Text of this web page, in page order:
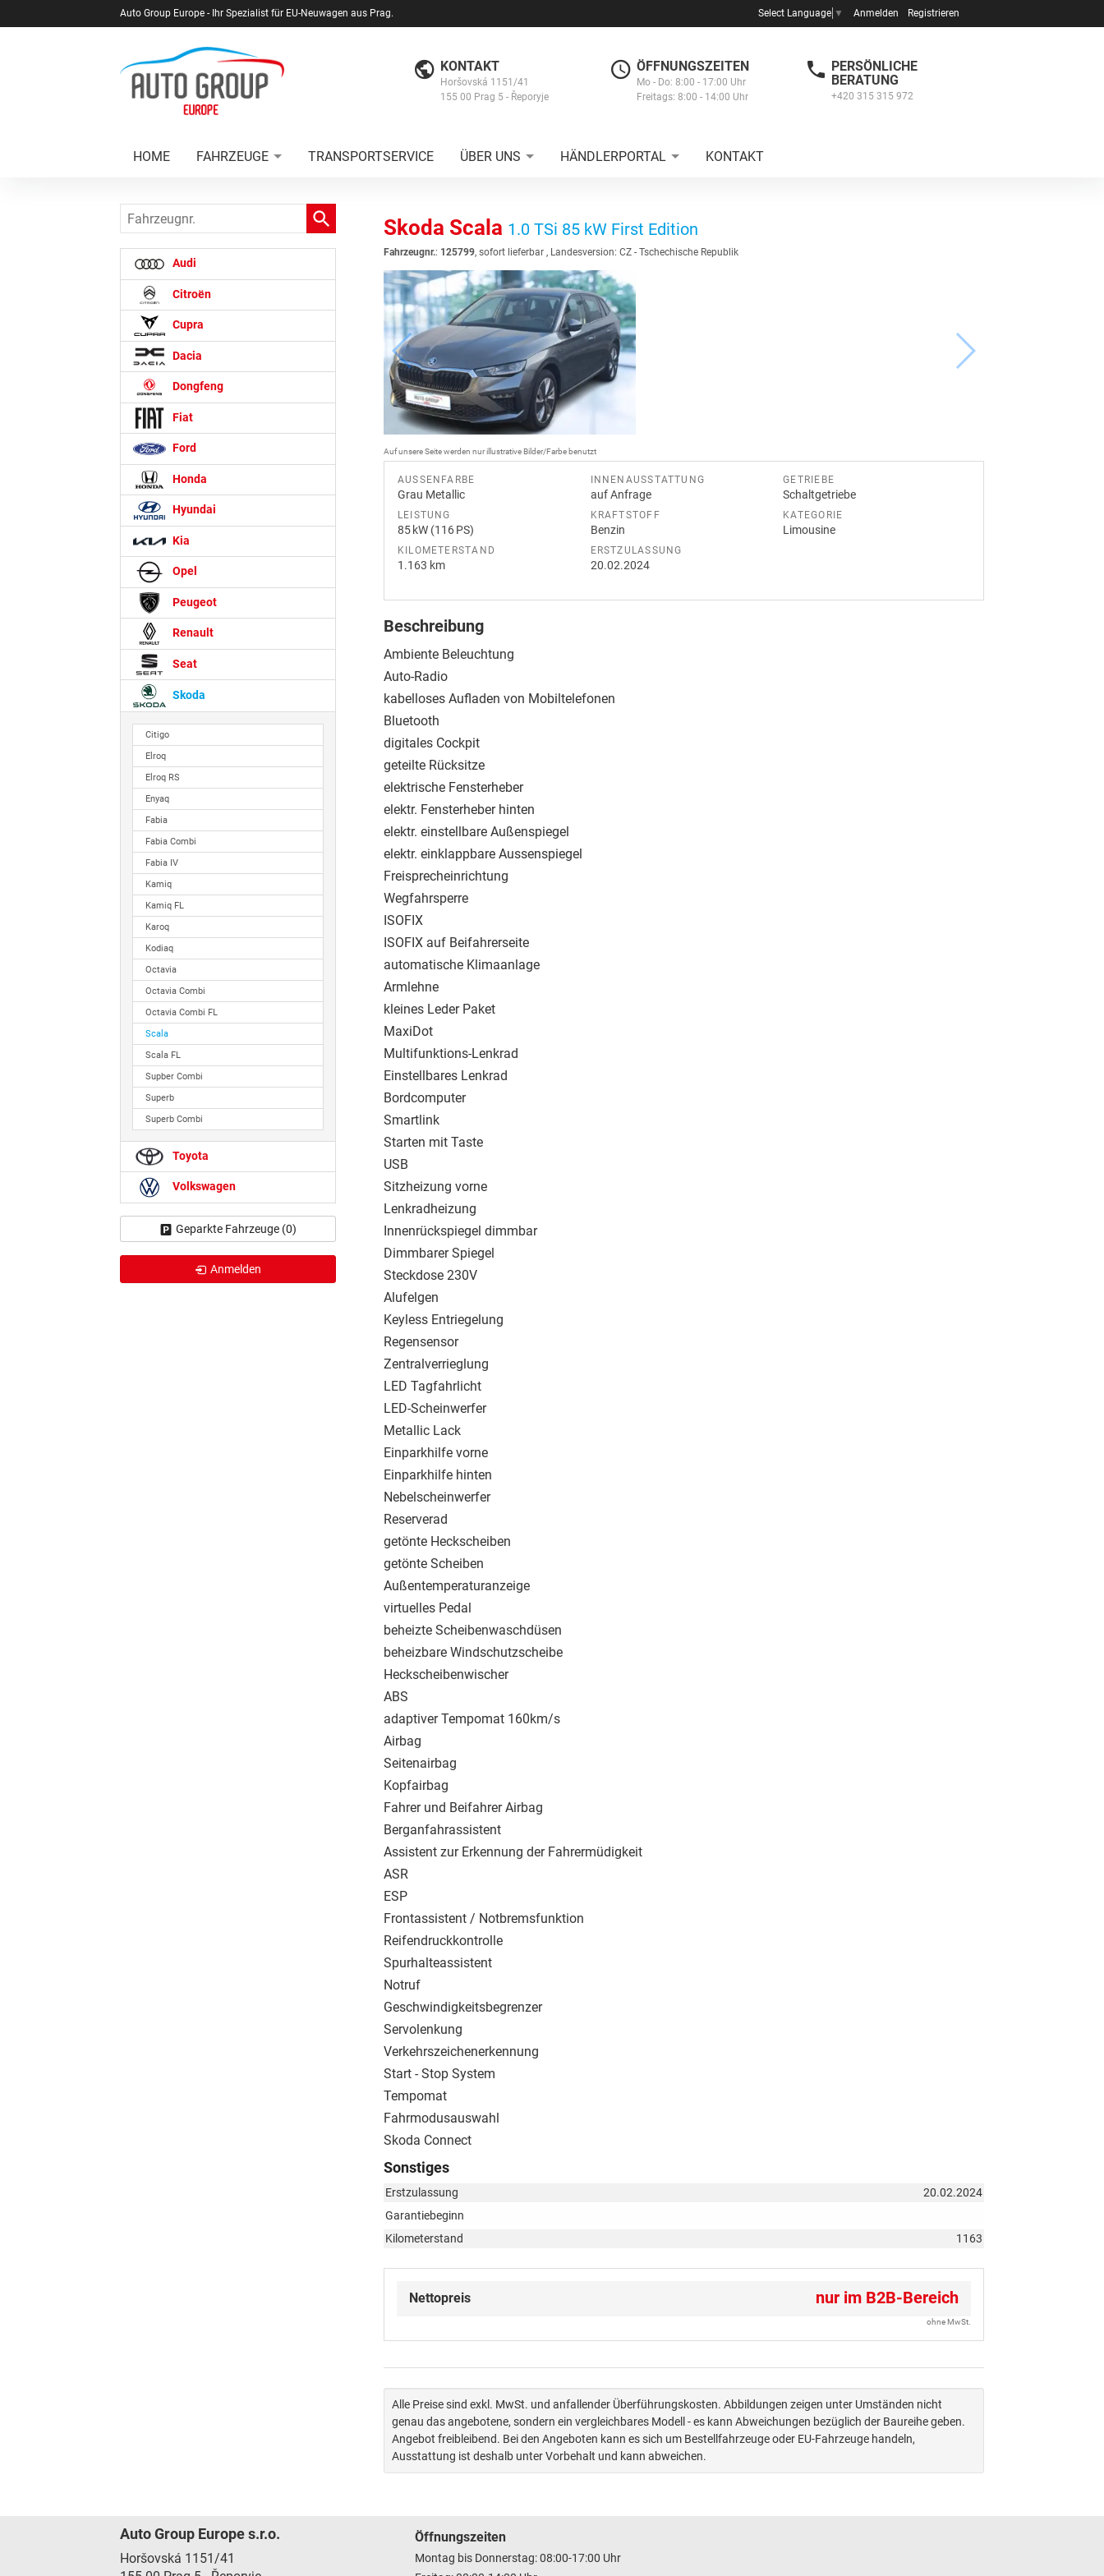
Auto Group Europe - Ihr Spezialist für EU-Neuwagen aus Prag. Anmelden Registrieren
Select Language ▼
KONTAKT
Horšovská 1151/41
155 00 Prag 5 - Řeporyje
ÖFFNUNGSZEITEN
Mo - Do: 8:00 - 17:00 Uhr
Freitags: 8:00 - 14:00 Uhr
PERSÖNLICHE
BERATUNG
+420 315 315 972
HOME FAHRZEUGE TRANSPORTSERVICE ÜBER UNS HÄNDLERPORTAL KONTAKT
Skoda Scala 1.0 TSi 85 kW First Edition
Fahrzeugnr.: 125799, sofort lieferbar, Landesversion: CZ - Tschechische Republik
Auf unsere Seite werden nur illustrative Bilder/Farbe benutzt
AUSSENFARBE
Grau Metallic
INNENAUSSTATTUNG
auf Anfrage
GETRIEBE
Schaltgetriebe
LEISTUNG
85 kW (116 PS)
KRAFTSTOFF
Benzin
KATEGORIE
Limousine
KILOMETERSTAND
1.163 km
ERSTZULASSUNG
20.02.2024
Beschreibung
Ambiente Beleuchtung
Auto-Radio
kabelloses Aufladen von Mobiltelefonen
Bluetooth
digitales Cockpit
geteilte Rücksitze
elektrische Fensterheber
elektr. Fensterheber hinten
elektr. einstellbare Außenspiegel
elektr. einklappbare Aussenspiegel
Freisprecheinrichtung
Wegfahrsperre
ISOFIX
ISOFIX auf Beifahrerseite
automatische Klimaanlage
Armlehne
kleines Leder Paket
MaxiDot
Multifunktions-Lenkrad
Einstellbares Lenkrad
Bordcomputer
Smartlink
Starten mit Taste
USB
Sitzheizung vorne
Lenkradheizung
Innenrückspiegel dimmbar
Dimmbarer Spiegel
Steckdose 230V
Alufelgen
Keyless Entriegelung
Regensensor
Zentralverrieglung
LED Tagfahrlicht
LED-Scheinwerfer
Metallic Lack
Einparkhilfe vorne
Einparkhilfe hinten
Nebelscheinwerfer
Reserverad
getönte Heckscheiben
getönte Scheiben
Außentemperaturanzeige
virtuelles Pedal
beheizte Scheibenwaschdüsen
beheizbare Windschutzscheibe
Heckscheibenwischer
ABS
adaptiver Tempomat 160km/s
Airbag
Seitenairbag
Kopfairbag
Fahrer und Beifahrer Airbag
Berganfahrassistent
Assistent zur Erkennung der Fahrermüdigkeit
ASR
ESP
Frontassistent / Notbremsfunktion
Reifendruckkontrolle
Spurhalteassistent
Notruf
Geschwindigkeitsbegrenzer
Servolenkung
Verkehrszeichenerkennung
Start - Stop System
Tempomat
Fahrmodusauswahl
Skoda Connect
Sonstiges
Erstzulassung
20.02.2024
Garantiebeginn
Kilometerstand
1163
Nettopreis nur im B2B-Bereich
ohne MwSt.
Alle Preise sind exkl. MwSt. und anfallender Überführungskosten. Abbildungen zeigen unter Umständen nicht
genau das angebotene, sondern ein vergleichbares Modell - es kann Abweichungen bezüglich der Baureihe geben.
Angebot freibleibend. Bei den Angeboten kann es sich um Bestellfahrzeuge oder EU-Fahrzeuge handeln,
Ausstattung ist deshalb unter Vorbehalt und kann abweichen.
Fahrzeugnr.
Audi
Citroën
Cupra
Dacia
Dongfeng
Fiat
Ford
Honda
Hyundai
Kia
Opel
Peugeot
Renault
Seat
Skoda
Citigo
Elroq
Elroq RS
Enyaq
Fabia
Fabia Combi
Fabia IV
Kamiq
Kamiq FL
Karoq
Kodiaq
Octavia
Octavia Combi
Octavia Combi FL
Scala
Scala FL
Supber Combi
Superb
Superb Combi
Toyota
Volkswagen
Geparkte Fahrzeuge (0)
Anmelden
Auto Group Europe s.r.o.
Horšovská 1151/41
Öffnungszeiten
Montag bis Donnerstag: 08:00-17:00 Uhr